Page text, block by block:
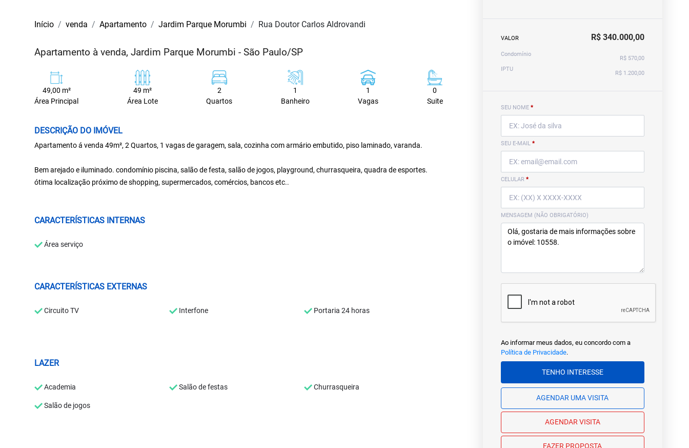
Início venda Apartamento Jardim Parque Morumbi Rua Doutor Carlos Aldrovandi
Apartamento à venda, Jardim Parque Morumbi - São Paulo/SP
49,00 m²
Área Principal
49 m²
Área Lote
2
Quartos
1
Banheiro
1
Vagas
0
Suite
DESCRIÇÃO DO IMÓVEL
Apartamento á venda 49m², 2 Quartos, 1 vagas de garagem, sala, cozinha com armário embutido, piso laminado, varanda.
Bem arejado e iluminado. condomínio piscina, salão de festa, salão de jogos, playground, churrasqueira, quadra de esportes.
ótima localização próximo de shopping, supermercados, comércios, bancos etc..
CARACTERÍSTICAS INTERNAS
Área serviço
CARACTERÍSTICAS EXTERNAS
Circuito TV Interfone Portaria 24 horas
LAZER
Academia Salão de festas Churrasqueira
Salão de jogos
VALOR R$ 340.000,00
Condomínio
R$ 570,00
IPTU
R$ 1.200,00
SEU NOME *
SEU E-MAIL *
CELULAR *
MENSAGEM (NÃO OBRIGATÓRIO)
Ao informar meus dados, eu concordo com a
Política de Privacidade.
TENHO INTERESSE
AGENDAR UMA VISITA
AGENDAR VISITA
FAZER PROPOSTA